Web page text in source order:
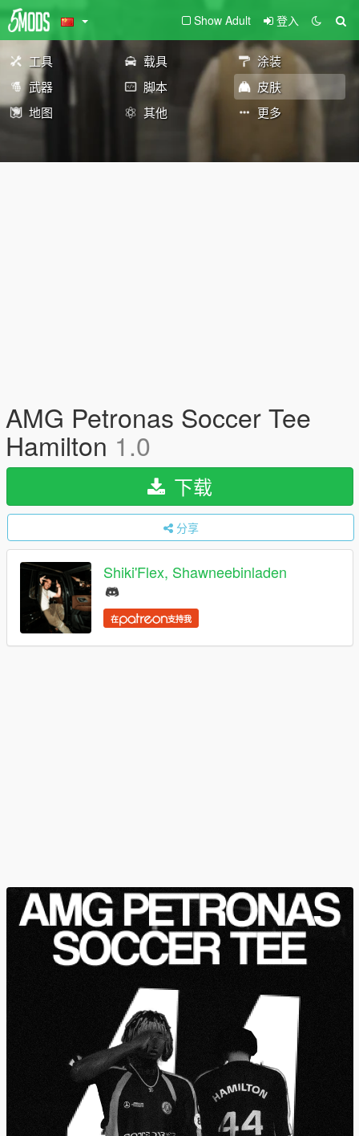
Show Adult 登入
工具 载具
涂装
武器
脚本
皮肤
地图
其他 更多
AMG Petronas Soccer Tee
Hamilton 1.0
下载
分享
Shiki'Flex, Shawneebinladen
在 支持我